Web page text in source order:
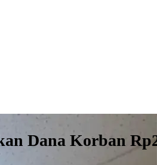
Dana Korban